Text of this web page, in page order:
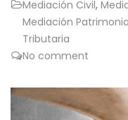
Mediación Civil,
Mediación
Tributaria
No comment